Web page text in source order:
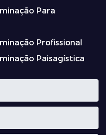
Para
Profissional
Paisagística